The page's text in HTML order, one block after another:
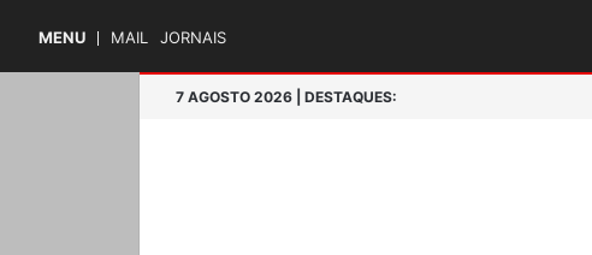
MENU MAIL JORNAIS
7 AGOSTO 2026 | DESTAQUES: